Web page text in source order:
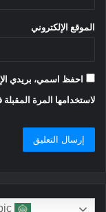
الموقع الإلكتروني
احفظ اسمي، بريدي
لاستخدامها المرة